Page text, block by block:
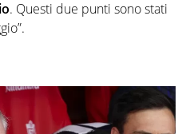
. Questi due punti sono stati